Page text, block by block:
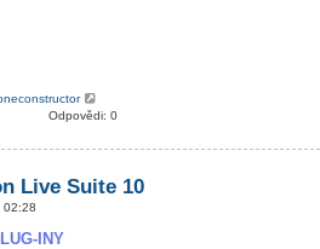
Odpovědi: 0
Live Suite 10
02:28
INY